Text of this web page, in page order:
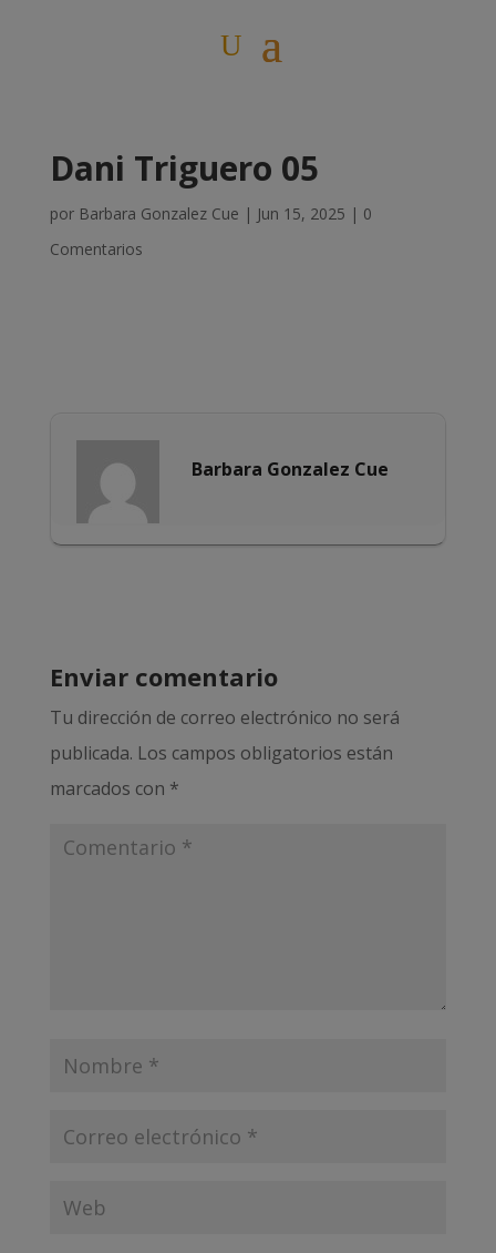
Dani Triguero 05
por Barbara Gonzalez Cue | Jun 15, 2025 | 0
Comentarios
Barbara Gonzalez Cue
Enviar comentario
Tu dirección de correo electrónico no será
publicada. Los campos obligatorios están
marcados con *